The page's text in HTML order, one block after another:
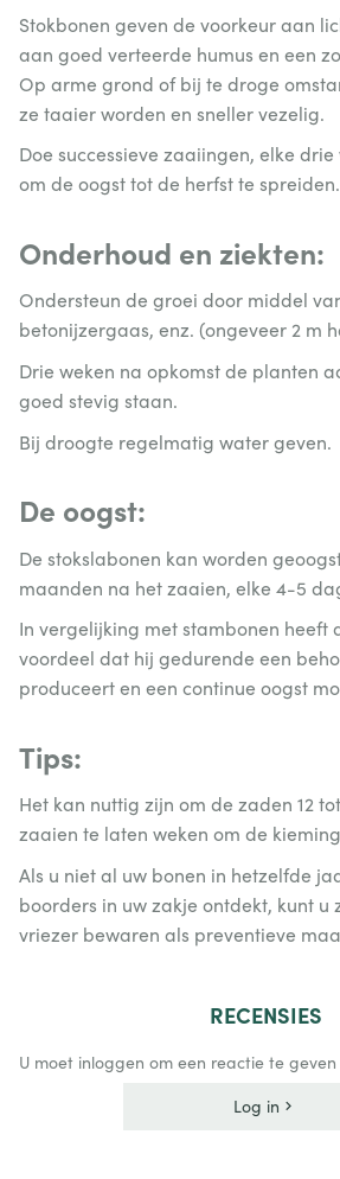
Stokbonen geven de voorkeur aan
aan goed verteerde humus en een
Op arme grond of bij te droge
ze taaier worden en sneller vezelig.
Doe successieve zaaiingen, elke
om de oogst tot de herfst te spreiden.
Onderhoud en ziekten:
Ondersteun de groei door middel
betonijzergaas, enz. (ongeveer 2 m
Drie weken na opkomst de planten
goed stevig staan.
Bij droogte regelmatig water geven.
De oogst:
De stokslabonen kan worden
maanden na het zaaien, elke 4-5
In vergelijking met stambonen heeft
voordeel dat hij gedurende een
produceert en een continue oogst
Tips:
Het kan nuttig zijn om de zaden 12
zaaien te laten weken om de
Als u niet al uw bonen in hetzelfde
boorders in uw zakje ontdekt, kunt u
vriezer bewaren als preventieve
RECENSIES
U moet inloggen om een reactie te geven
Log in